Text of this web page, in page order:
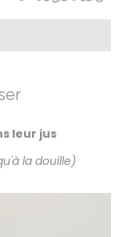
leur jus
la douille)